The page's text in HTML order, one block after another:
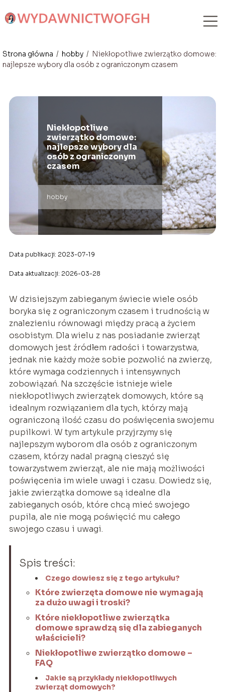
Strona główna / hobby / Niekłopotliwe zwierzątko domowe:
najlepsze wybory dla osób z ograniczonym czasem
Niekłopotliwe
zwierzątko domowe:
najlepsze wybory dla
osób z ograniczonym
czasem
hobby
Data publikacji: 2023-07-19
Data aktualizacji: 2026-03-28
W dzisiejszym zabieganym świecie wiele osób
boryka się z ograniczonym czasem i trudnością w
znalezieniu równowagi między pracą a życiem
osobistym. Dla wielu z nas posiadanie zwierząt
domowych jest źródłem radości i towarzystwa,
jednak nie każdy może sobie pozwolić na zwierzę,
które wymaga codziennych i intensywnych
zobowiązań. Na szczęście istnieje wiele
niekłopotliwych zwierzątek domowych, które są
idealnym rozwiązaniem dla tych, którzy mają
ograniczoną ilość czasu do poświęcenia swojemu
pupilkowi. W tym artykule przyjrzymy się
najlepszym wyborom dla osób z ograniczonym
czasem, którzy nadal pragną cieszyć się
towarzystwem zwierząt, ale nie mają możliwości
poświęcenia im wiele uwagi i czasu. Dowiedz się,
jakie zwierzątka domowe są idealne dla
zabieganych osób, które chcą mieć swojego
pupila, ale nie mogą poświęcić mu całego
swojego czasu i uwagi.
Spis treści:
Czego dowiesz się z tego artykułu?
Które zwierzęta domowe nie wymagają
za dużo uwagi i troski?
Które niekłopotliwe zwierzątka
domowe sprawdzą się dla zabieganych
właścicieli?
Niekłopotliwe zwierzątko domowe –
FAQ
Jakie są przykłady niekłopotliwych
zwierząt domowych?